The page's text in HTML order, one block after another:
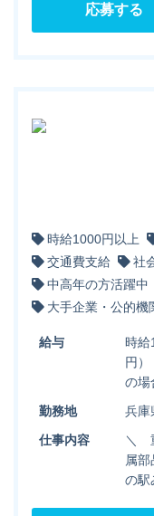
応募する
時給1000円以上
交通費支給
社
中高年の方活躍中
大手企業・公的機
給与
時給
円）
の場
勤務地
兵庫
仕事内容
＼
属
の駅